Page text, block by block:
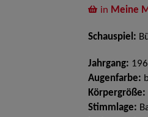
in Meine
Schauspiel:
Jahrgang:
Augenfarbe:
Körpergröße:
Stimmlage: